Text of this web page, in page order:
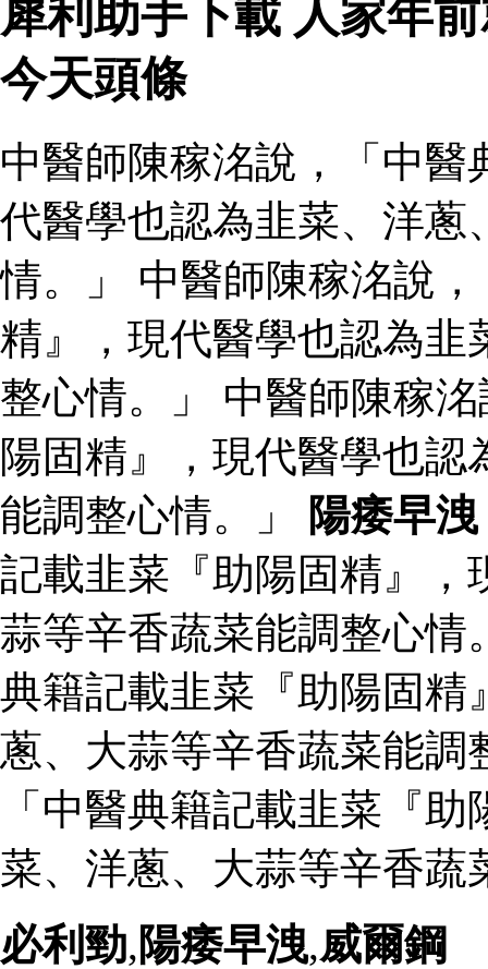
犀利助手下載 人家年
今天頭條
中醫師陳稼洺說，「中
代醫學也認為韭菜、洋蔥
情。」 中醫師陳稼洺說
精』，現代醫學也認為韭
整心情。」 中醫師陳稼
陽固精』，現代醫學也
能調整心情。」
陽痿早洩
記載韭菜『助陽固精』，
蒜等辛香蔬菜能調整心情
典籍記載韭菜『助陽固精
蔥、大蒜等辛香蔬菜能調
「中醫典籍記載韭菜『
菜、洋蔥、大蒜等辛香蔬
必利勁, 陽痿早洩,威爾鋼